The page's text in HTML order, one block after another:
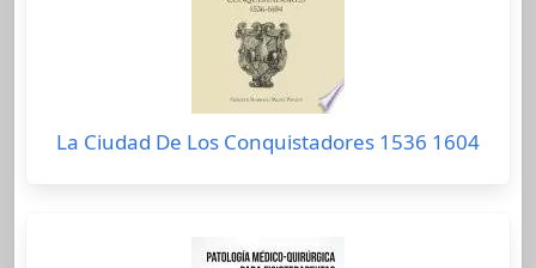
La Ciudad De Los Conquistadores 1536 1604